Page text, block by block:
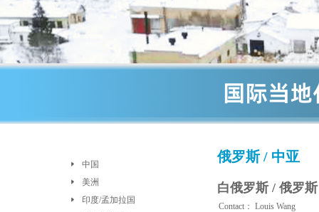
中国
美洲
印度/孟加拉国
俄罗斯 / 中亚
白俄罗斯 / 俄罗
Contact： Louis Wang